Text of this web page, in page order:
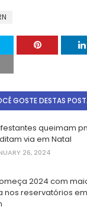
GOSTE DESTAS
queimam
via em Natal
26, 2024
2024 com
nos reservatórios em